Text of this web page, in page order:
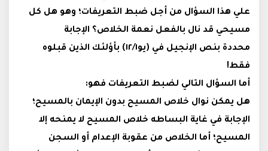
علي هذا السؤال من أجل ضبط التعريفات؛ وهو هل كل
مسيحي قد نال بالفعل نعمة الخلاص؟ الإجابة
محددة بنص الإنجيل في (يو١٢/١) بأؤلئك الذين قبلوه
فقط!
أما السؤال التالي لضبط التعريفات فهو:
هل يمكن نوال خلاص المسيح بدون الإيمان بالمسيح؛
الإجابة في غاية البساطه خلاص المسيح لا يمنحه إلا
المسيح؛ أما الخلاص من عقوبة الإعدام أو السجن